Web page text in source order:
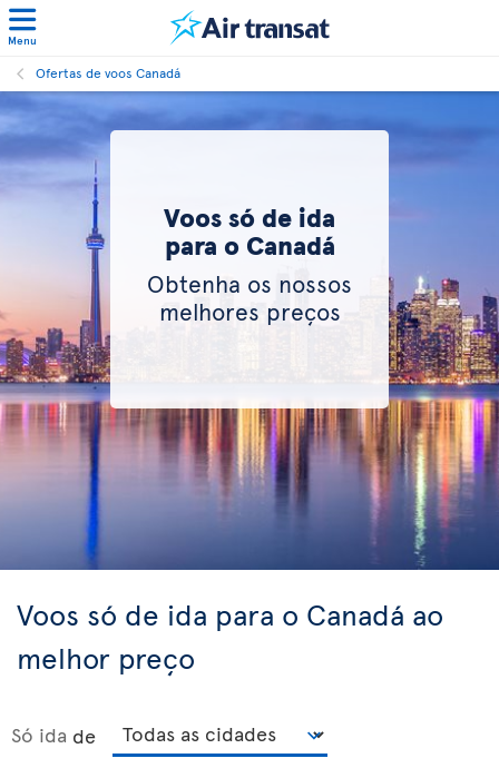
Menu
Ofertas de voos Canadá
Voos só de ida
para o Canadá
Obtenha os nossos
melhores preços
Voos só de ida para o Canadá ao
melhor preço
Só ida de